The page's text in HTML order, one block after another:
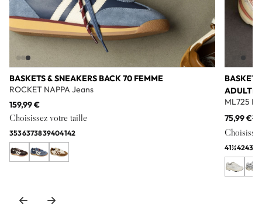
BASKETS & SNEAKERS BACK 70 FEMME
ROCKET NAPPA Jeans
159,99 €
Choisissez votre taille
3536373839404142
ADULTE
ML725
75,99 €
41½4243